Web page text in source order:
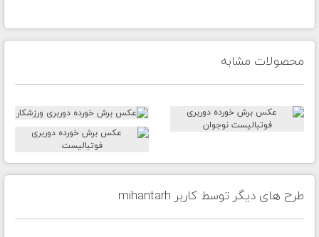
محصولات مشابه
طرح های دیگر توسط کاربر mihantarh